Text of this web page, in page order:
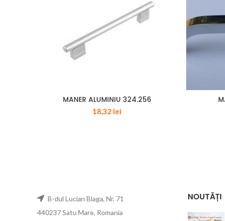
MANER ALUMINIU 324.256
18,32 lei
B-dul Lucian Blaga, Nr. 71
440237 Satu Mare, Romania
NOUTĂȚI